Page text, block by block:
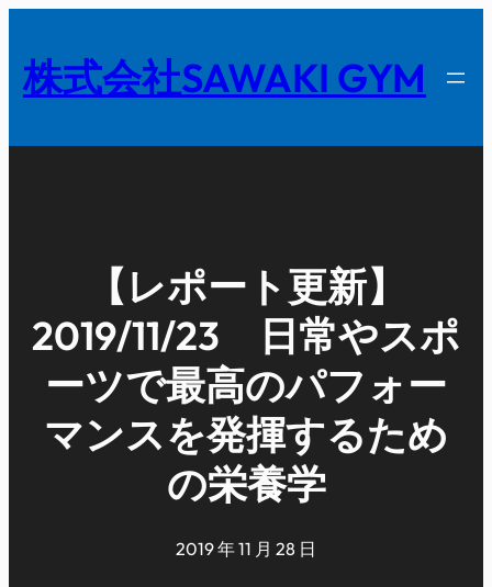
を
キ
株式会社SAWAKI GYM
【レポート更新】
2019/11/23 日常やスポ
ーツで最高のパフォー
マンスを発揮するため
の栄養学
2019 年 11 月 28 日